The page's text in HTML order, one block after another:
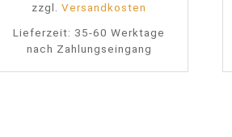
zzgl.Versandkosten
Lieferzeit: 35-60 Werktage
nach Zahlungseingang